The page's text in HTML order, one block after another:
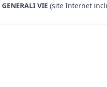
GENERALI VIE (site Internet